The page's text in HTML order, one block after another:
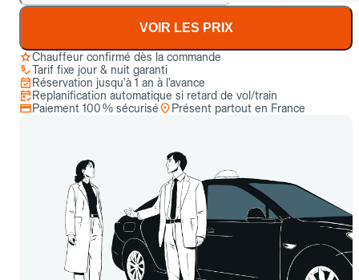
VOIR LES PRIX
Chauffeur confirmé dès la commande
Tarif fixe jour & nuit garanti
Réservation jusqu’à 1 an à l’avance
Replanification automatique si retard de vol/train
Paiement 100 % sécurisé
Présent partout en France